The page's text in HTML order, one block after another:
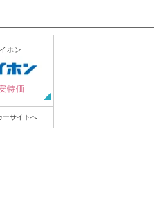
ホン
特価
ーサイトへ